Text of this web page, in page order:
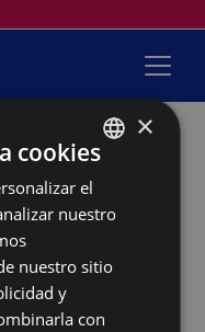
de
BASQUE
SPANISH
×
cookies
el
nuestro
nuestro sitio
y
con